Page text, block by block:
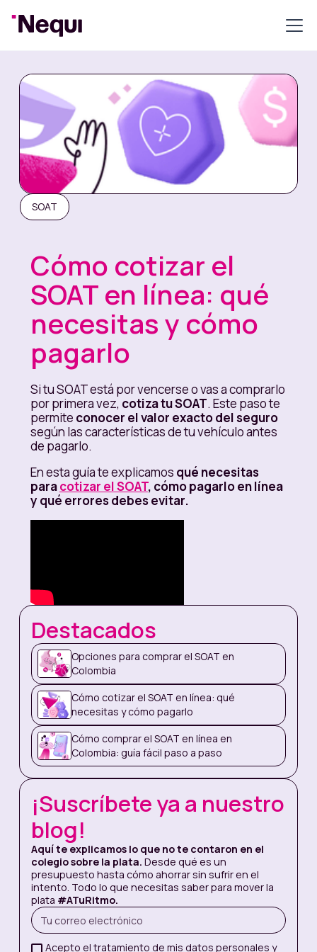
SOAT
Cómo cotizar el
SOAT en línea: qué
necesitas y cómo
pagarlo
Si tu SOAT está por vencerse o vas a comprarlo
por primera vez, cotizatu SOAT. Este paso te
permite conocer el valor exacto del seguro
según las características de tu vehículo antes
de pagarlo.
En esta guía te explicamos qué necesitas
paracotizar el SOAT, cómo pagarlo en línea
y qué errores debes evitar.
Qué necesitas para
cotizar el SOAT
Normalmente, solo necesits estos datos para
cotizar el SOAT:
Laplaca del vehículo
Documento de identidad del
propietario del vehículo
Algunas plataformas piden datos
extra como el modelo del vehículo y
el cilindraje.
En Nequi, puedes cotizar en segundos con
tu número de cel, la placa y tu documento
¡Cotiza ya!
Destacados
Opciones para comprar el SOAT en
Colombia
Cómo cotizar el SOAT en línea: qué
necesitas y cómo pagarlo
Cómo comprar el SOAT en línea en
Colombia: guía fácil paso a paso
¡Suscríbete ya a nuestro
blog!
Aquí te explicamos lo que no te contaron en el
colegio sobre la plata. Desde qué es un
presupuesto hasta cómo ahorrar sin sufrir en el
intento. Todo lo que necesitas saber para mover la
plata #ATuRitmo.
Acepto el tratamiento de mis datos personales y